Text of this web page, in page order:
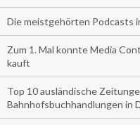
Die meistgehörten Podcasts
Zum 1. Mal konnte Media
kauft
Top 10 ausländische
Bahnhofsbuchhandlungen in